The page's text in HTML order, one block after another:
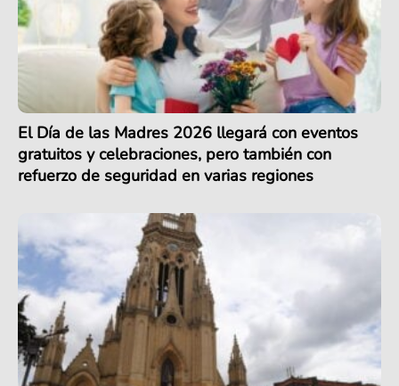
El Día de las Madres 2026 llegará con eventos
gratuitos y celebraciones, pero también con
refuerzo de seguridad en varias regiones